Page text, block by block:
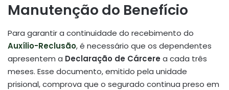
Manutenção do Benefício
Para garantir a continuidade do recebimento do
Auxílio-Reclusão, é necessário que os dependentes
apresentem a Declaração de Cárcere a cada três
meses. Esse documento, emitido pela unidade
prisional, comprova que o segurado continua preso em